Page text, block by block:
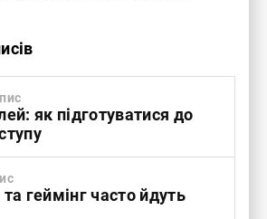
як підготуватися до
геймінг часто йдуть